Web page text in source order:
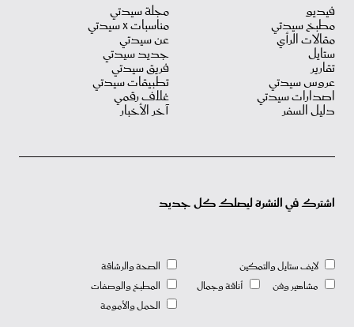
فيديو
مطبخ سيدتي
مقالات الرأي
ستايل
تقارير
عروس سيدتي
اصدارات سيدتي
دليل السفر
مجلة سيدتي
مناسبات X سيدتي
عن سيدتي
جديد سيدتي
فريق سيدتي
تطبيقات سيدتي
غلاف رقمي
آخر الأخبار
اشترك في النشرة ليصلك كل جديد
لايف ستايل والتمكين
مشاهير وفن
أناقة وجمال
الصحة والرشاقة
المطبخ والوصفات
الحمل والأمومة